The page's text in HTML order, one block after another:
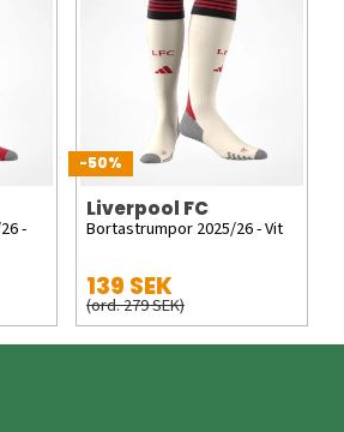
-
-50%
Liverpool FC
Bortastrumpor 2025/26 - Vit
139 SEK
(ord. 279 SEK)